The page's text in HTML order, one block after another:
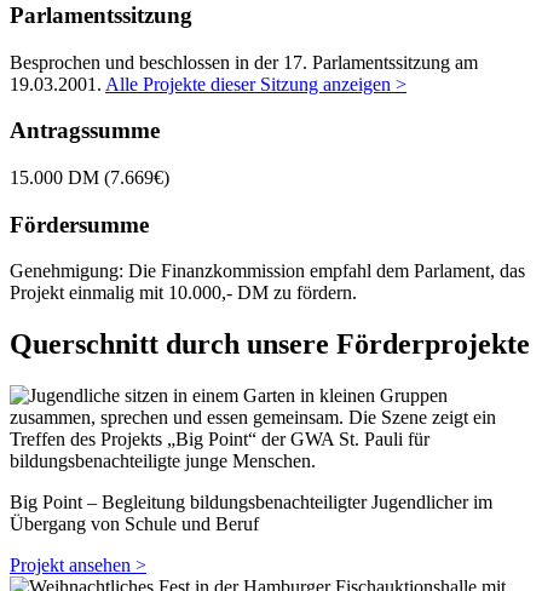
Parlamentssitzung
Besprochen und beschlossen in der 17. Parlamentssitzung am
19.03.2001 . Alle Projekte dieser Sitzung anzeigen >
Antragssumme
15.000 DM (7.669€)
Fördersumme
Genehmigung: Die Finanzkommission empfahl dem Parlament, das
Projekt einmalig mit 10.000,- DM zu fördern.
Querschnitt durch unsere Förderprojekte
Big Point – Begleitung bildungsbenachteiligter Jugendlicher im
Übergang von Schule und Beruf
Projekt ansehen >